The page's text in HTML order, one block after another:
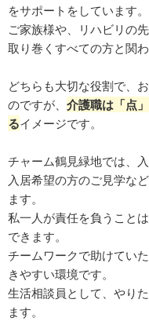
をサポートをしています。
ご家族様や、リハビリの
取り巻くすべての方と関わ
どちらも大切な役割で、
のですが、 介護職は「点
るイメージです。
チャーム鶴見緑地では、
入居希望の方のご見学な
ます。
私一人が責任を負うこと
できます。
チームワークで助けてい
きやすい環境です。
生活相談員として、やり
ます。